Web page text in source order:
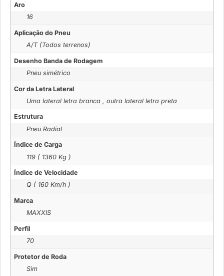
Aro
16
Aplicação do Pneu
A/T (Todos terrenos)
Desenho Banda de Rodagem
Pneu simétrico
Cor da Letra Lateral
Uma lateral letra branca , outra lateral letra preta
Estrutura
Pneu Radial
Índice de Carga
119 ( 1360 Kg )
Índice de Velocidade
Q ( 160 Km/h )
Marca
MAXXIS
Perfil
70
Protetor de Roda
Sim